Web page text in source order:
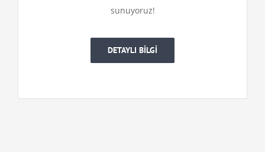
sunuyoruz!
DETAYLI BİLGİ